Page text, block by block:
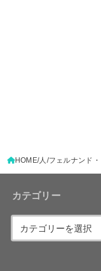
HOME 人 フェルナンド
カテゴリー